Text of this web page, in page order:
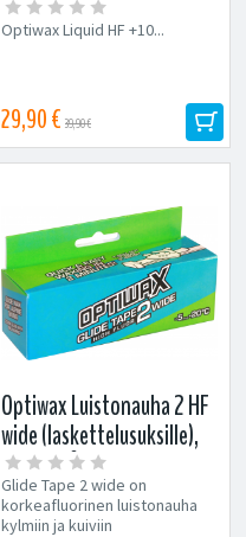
Optiwax Liquid HF +10...
29,90 € 39,90 €
Optiwax Luistonauha 2 HF
wide (laskettelusuksille),
-5...-20°C
Glide Tape 2 wide on
korkeafluorinen luistonauha
kylmiin ja kuiviin